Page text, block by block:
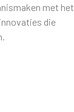
met het
die